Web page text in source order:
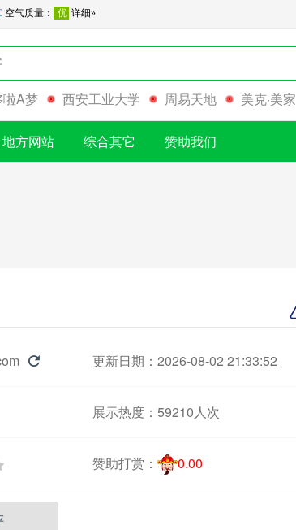
A梦 西安工业大学 周易天地 美克·美家
地方网站 综合其它 赞助我们
 更新日期：2026-08-02 21:33:52
展示热度： 59210人次
赞助打赏： 0.00